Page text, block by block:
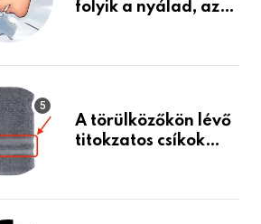
folyik a nyálad, az
A törülközőkön lévő
titokzatos csíkok